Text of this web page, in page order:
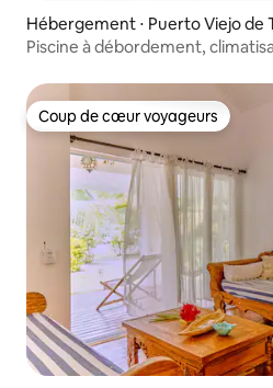
Hébergement ⋅ Puerto Viejo de
Piscine à débordement,
Coup de cœur voyageurs
Coup de cœur voyageurs